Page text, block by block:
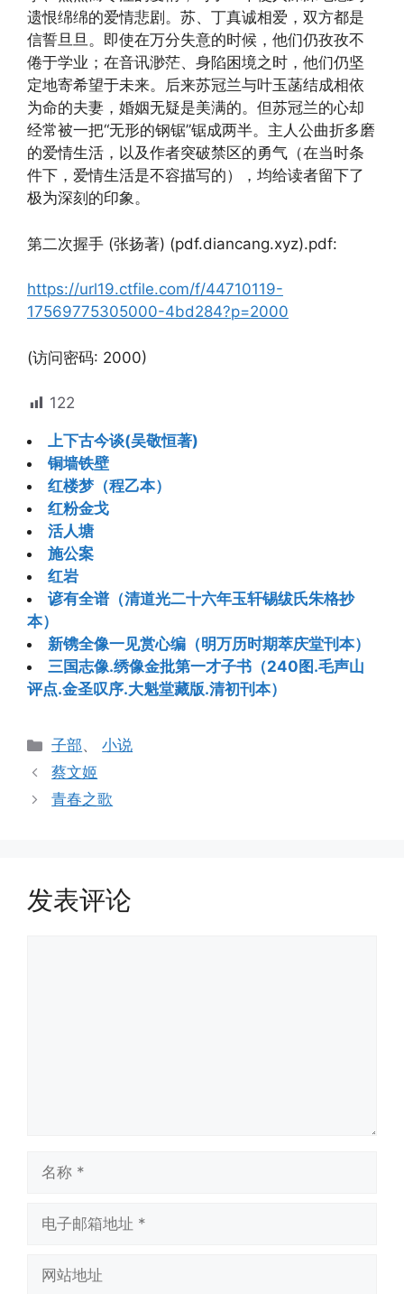
遗恨绵绵的爱情悲剧。苏、丁真诚相爱，双方都是
信誓旦旦。即使在万分失意的时候，他们仍孜孜不
倦于学业；在音讯渺茫、身陷困境之时，他们仍坚
定地寄希望于未来。后来苏冠兰与叶玉菡结成相依
为命的夫妻，婚姻无疑是美满的。但苏冠兰的心却
经常被一把“无形的钢锯”锯成两半。主人公曲折多磨
的爱情生活，以及作者突破禁区的勇气（在当时条
件下，爱情生活是不容描写的），均给读者留下了
极为深刻的印象。
第二次握手 (张扬著) (pdf.diancang.xyz).pdf:
https://url19.ctfile.com/f/44710119-
17569775305000-4bd284?p=2000
(访问密码: 2000)
122
上下古今谈(吴敬恒著)
铜墙铁壁
红楼梦（程乙本）
红粉金戈
活人塘
施公案
红岩
谚有全谱（清道光二十六年玉轩锡绂氏朱格抄
本）
新镌全像一见赏心编（明万历时期萃庆堂刊本）
三国志像.绣像金批第一才子书（240图.毛声山
评点.金圣叹序.大魁堂藏版.清初刊本）
分
类
子部、小说
蔡文姬
青春之歌
发表评论